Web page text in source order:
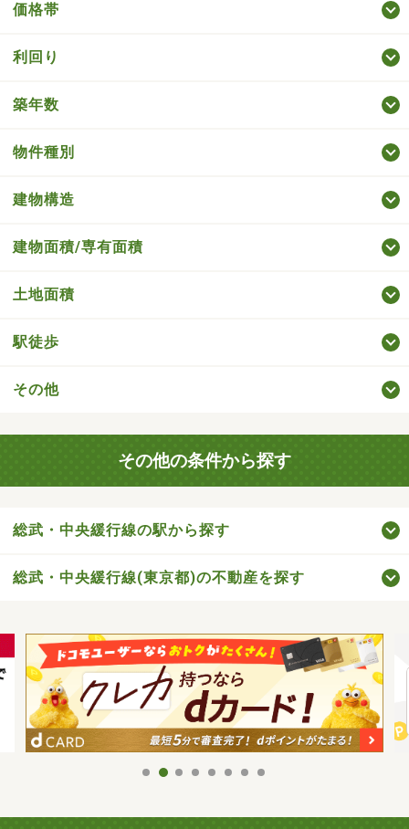
価格帯
利回り
築年数
物件種別
建物構造
建物面積/専有面積
土地面積
駅徒歩
その他
その他の条件から探す
総武・中央緩行線の駅から探す
総武・中央緩行線(東京都)の不動産を探す